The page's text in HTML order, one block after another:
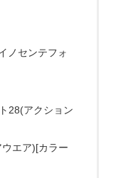
ノセンテフォ
28(アクション
エア)[カラー